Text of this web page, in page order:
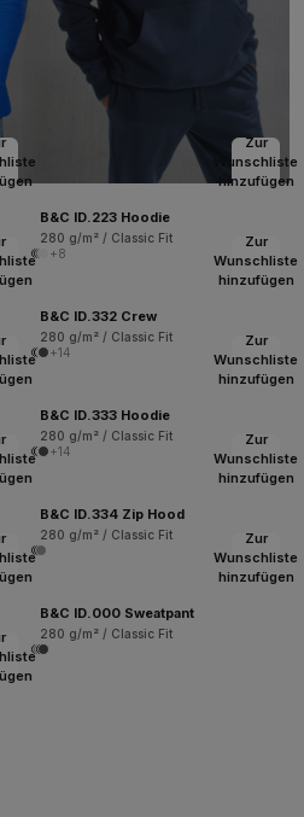
Zur
Wunschliste
hinzufügen
B&C ID.223 Hoodie
280 g/m² / Classic Fit
+8
Zur
Wunschliste
hinzufügen
B&C ID.332 Crew
280 g/m² / Classic Fit
+14
Zur
Wunschliste
hinzufügen
B&C ID.333 Hoodie
280 g/m² / Classic Fit
+14
Zur
Wunschliste
hinzufügen
B&C ID.334 Zip Hood
280 g/m² / Classic Fit
Zur
Wunschliste
hinzufügen
B&C ID.000 Sweatpant
280 g/m² / Classic Fit